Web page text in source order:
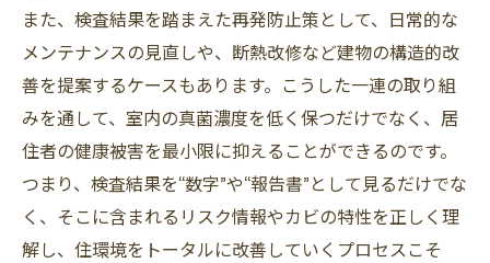
また、検査結果を踏まえた再発防止策として、日常的な
メンテナンスの見直しや、断熱改修など建物の構造的改
善を提案するケースもあります。こうした一連の取り組
みを通して、室内の真菌濃度を低く保つだけでなく、居
住者の健康被害を最小限に抑えることができるのです。
つまり、検査結果を“数字”や“報告書”として見るだけでな
く、そこに含まれるリスク情報やカビの特性を正しく理
解し、住環境をトータルに改善していくプロセスこそ